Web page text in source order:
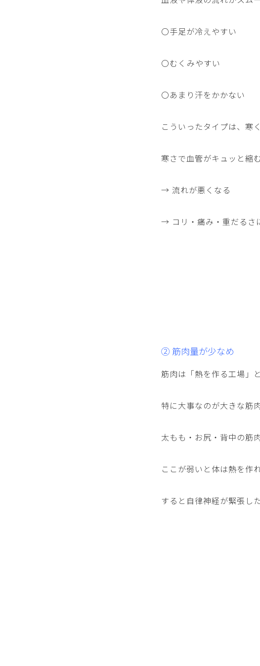
〇手足が冷えやすい
〇むくみやすい
〇あまり汗をかかない
こういったタイプは、寒
寒さで血管がキュッと縮む
→ 流れが悪くなる
→ コリ・痛み・重だるさ
② 筋肉量が少なめ
筋肉は「熱を作る工場」
特に大事なのが大きな筋
太もも・お尻・背中の筋
ここが弱いと体は熱を作
すると自律神経が緊張し